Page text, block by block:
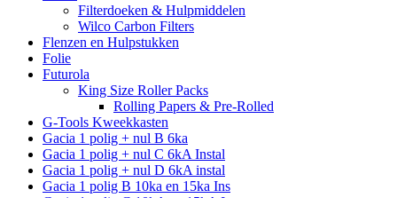
Filterdoeken & Hulpmiddelen
Wilco Carbon Filters
Flenzen en Hulpstukken
Folie
Futurola
King Size Roller Packs
Rolling Papers & Pre-Rolled
G-Tools Kweekkasten
Gacia 1 polig + nul B 6ka
Gacia 1 polig + nul C 6kA Instal
Gacia 1 polig + nul D 6kA instal
Gacia 1 polig B 10ka en 15ka Ins